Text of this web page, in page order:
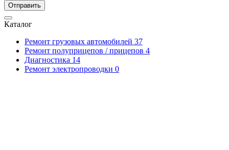
Отправить
Каталог
Ремонт грузовых автомобилей 37
Ремонт полуприцепов / прицепов 4
Диагностика 14
Ремонт электропроводки 0